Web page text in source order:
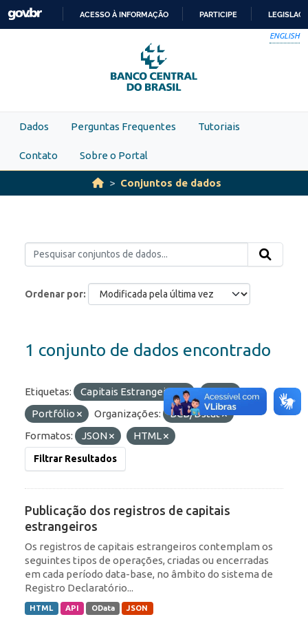
Skip to main content
PARA
O
CONTEÚDO
ACESSO À INFORMAÇÃO PARTICIPE
ENGLISH
Dados Perguntas Frequentes Tutoriais
Contato Sobre o Portal
Conjuntos de dados
Ordenar por
1 conjunto de dados encontrado
Etiquetas: Capitais Estrangeiros
ROF
Portfólio
Organizações:
BCB/Dstat
Formatos:
JSON HTML
Filtrar Resultados
Publicação dos registros de capitais
estrangeiros
Os registros de capitais estrangeiros contemplam os
seguintes tipos de operações, criadas ou encerradas
em cada período data-base, no âmbito do sistema de
Registro Declaratório...
HTML API OData JSON